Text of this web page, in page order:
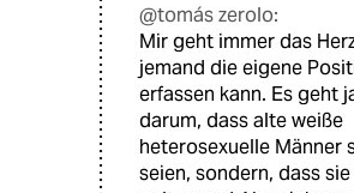
@tomás zerolo:
Mir geht immer das
jemand die eigene
erfassen kann. Es geht
darum, dass alte weiße
heterosexuelle Männer
seien, sondern, dass